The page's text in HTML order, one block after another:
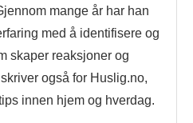
mange år har han
med å identifisere og
skaper reaksjoner og
også for Huslig.no,
innen hjem og hverdag.